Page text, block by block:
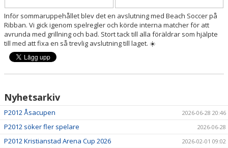
Inför sommaruppehållet blev det en avslutning med Beach Soccer på
Ribban. Vi gick igenom spelregler och körde interna matcher för att
avrunda med grillning och bad. Stort tack till alla föräldrar som hjälpte
till med att fixa en så trevlig avslutning till laget. ☀️
Nyhetsarkiv
P2012 Åsacupen 2026-06-28 20:46
P2012 söker fler spelare 2026-06-28
P2012 Kristianstad Arena Cup 2026 2026-02-01 09:02